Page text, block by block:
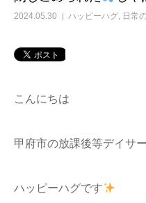
2024.05.30 ハッピーハグ, 日常
こんにちは
甲府市の放課後等デイサ
ハッピーハグです
求人情報
運営会社